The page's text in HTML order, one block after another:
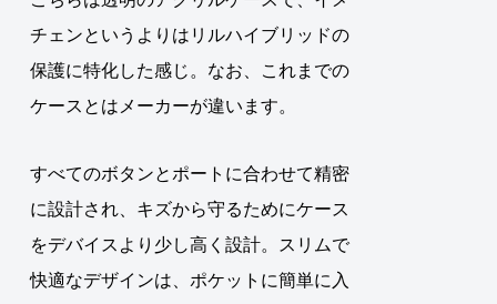
チェンというよりはリルハイブリッドの
保護に特化した感じ。なお、これまでの
ケースとはメーカーが違います。
すべてのボタンとポートに合わせて精密
に設計され、キズから守るためにケース
をデバイスより少し高く設計。スリムで
快適なデザインは、ポケットに簡単に入